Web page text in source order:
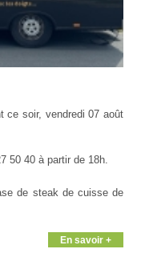
ce soir, vendredi 07 août
50 40 à partir de 18h.
de steak de cuisse de
En savoir +